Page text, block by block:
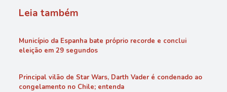
Leia também
Município da Espanha bate próprio recorde e conclui
eleição em 29 segundos
Principal vilão de Star Wars, Darth Vader é condenado ao
congelamento no Chile; entenda